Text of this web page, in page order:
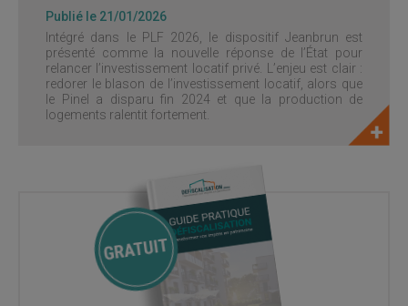
Publié le 21/01/2026
Intégré dans le PLF 2026, le dispositif Jeanbrun est
présenté comme la nouvelle réponse de l’État pour
relancer l’investissement locatif privé. L’enjeu est clair :
redorer le blason de l’investissement locatif, alors que
le Pinel a disparu fin 2024 et que la production de
logements ralentit fortement.